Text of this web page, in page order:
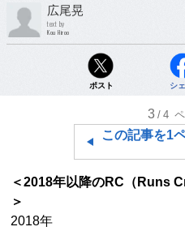
広尾晃
text by
Kou Hiroo
ポスト シ
3 /4
この記事を1
＜2018年以降のRC（Runs
＞
2018年